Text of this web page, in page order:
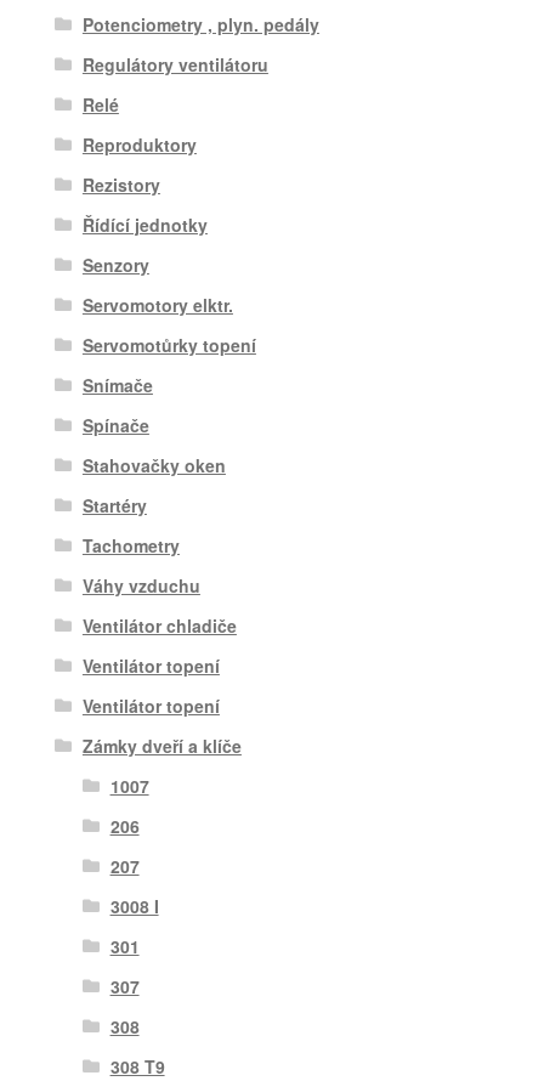
Potenciometry , plyn. pedály
Regulátory ventilátoru
Relé
Reproduktory
Rezistory
Řídící jednotky
Senzory
Servomotory elktr.
Servomotůrky topení
Snímače
Spínače
Stahovačky oken
Startéry
Tachometry
Váhy vzduchu
Ventilátor chladiče
Ventilátor topení
Ventilátor topení
Zámky dveří a klíče
1007
206
207
3008 I
301
307
308
308 T9